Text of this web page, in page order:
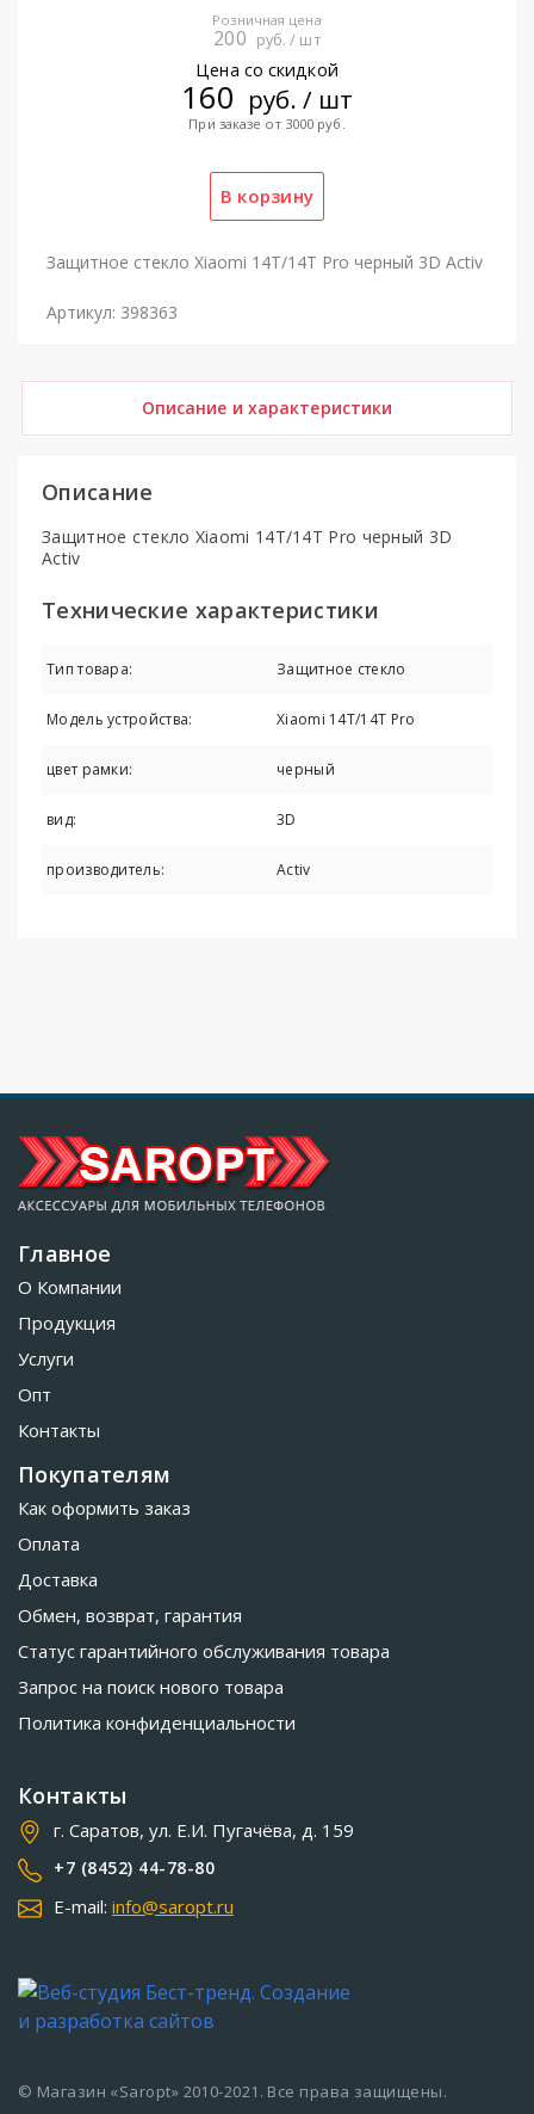
Розничная цена
200 руб. / шт
Цена со скидкой
160 руб. / шт
При заказе от 3000 руб.
Защитное стекло Xiaomi 14T/14T Pro черный 3D Activ
Артикул: 398363
Описание и характеристики
Описание
Защитное стекло Xiaomi 14T/14T Pro черный 3D
Activ
Технические характеристики
Тип товара: Защитное стекло
Модель устройства: Xiaomi 14T/14T Pro
цвет рамки: черный
вид: 3D
производитель: Activ
Главное
О Компании
Продукция
Услуги
Опт
Контакты
Покупателям
Как оформить заказ
Оплата
Доставка
Обмен, возврат, гарантия
Статус гарантийного обслуживания товара
Запрос на поиск нового товара
Политика конфиденциальности
Контакты
г. Саратов, ул. Е.И. Пугачёва, д. 159
+7 (8452) 44-78-80
E-mail: info@saropt.ru
© Магазин «Saropt» 2010-2021. Все права защищены.